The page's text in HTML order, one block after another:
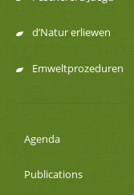
d’Natur erliewen
Emweltprozeduren
Agenda
Publications